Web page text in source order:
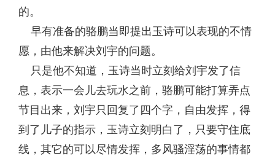
的。
早有准备的骆鹏当即提出玉诗可以表现的不情
愿，由他来解决刘宇的问题。
只是他不知道，玉诗当时立刻给刘宇发了信
息，表示一会儿去玩水之前，骆鹏可能打算弄点
节目出来，刘宇只回复了四个字，自由发挥，得
到了儿子的指示，玉诗立刻明白了，只要守住底
线，其它的可以尽情发挥，多风骚淫荡的事情都